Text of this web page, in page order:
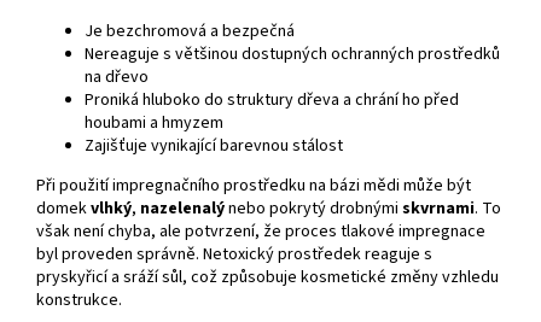
Je bezchromová a bezpečná
Nereaguje s většinou dostupných ochranných prostředků
na dřevo
Proniká hluboko do struktury dřeva a chrání ho před
houbami a hmyzem
Zajišťuje vynikající barevnou stálost
Při použití impregnačního prostředku na bázi mědi může být
domekvlhký, nazelenalýnebo pokrytý drobnými skvrnami. To
však není chyba, ale potvrzení, že proces tlakové impregnace
byl proveden správně. Netoxický prostředek reaguje s
pryskyřicí a sráží sůl, což způsobuje kosmetické změny vzhledu
konstrukce.